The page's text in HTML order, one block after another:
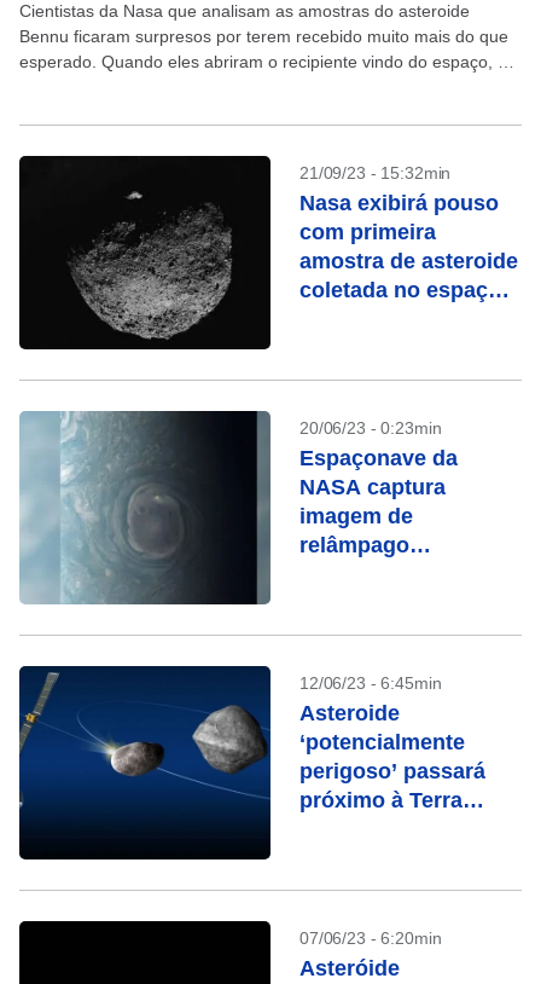
Cientistas da Nasa que analisam as amostras do asteroide
Bennu ficaram surpresos por terem recebido muito mais do que
esperado. Quando eles abriram o recipiente vindo do espaço, no
21/09/23 - 15:32min
Nasa exibirá pouso
com primeira
amostra de asteroide
coletada no espaço;
20/06/23 - 0:23min
Espaçonave da
NASA captura
imagem de
relâmpago
12/06/23 - 6:45min
Asteroide
‘potencialmente
perigoso’ passará
próximo à Terra
07/06/23 - 6:20min
Asteróide